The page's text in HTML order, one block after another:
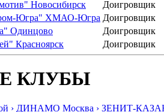
Новосибирск
Доигровщик
Югра" ХМАО-Югра Доигровщик
Одинцово
Доигровщик
Красноярск Доигровщик
КЛУБЫ
› ДИНАМО Москва › ЗЕНИТ-